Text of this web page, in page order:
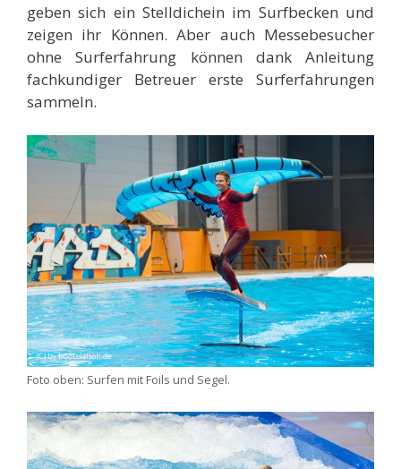
geben sich ein Stelldichein im Surfbecken und
zeigen ihr Können. Aber auch Messebesucher
ohne Surferfahrung können dank Anleitung
fachkundiger Betreuer erste Surferfahrungen
sammeln.
Foto oben: Surfen mit Foils und Segel.